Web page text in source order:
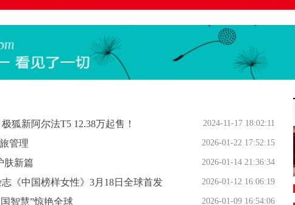
狐新阿尔法T5 12.38万起售！ 2024-11-17 18:02:11
管理 2026-01-22 17:52:15
肤新篇 2026-01-14 21:36:34
《中国榜样女性》3月18日全球首发 2026-01-12 16:06:19
智慧”惊艳全球 2026-01-09 16:54:06